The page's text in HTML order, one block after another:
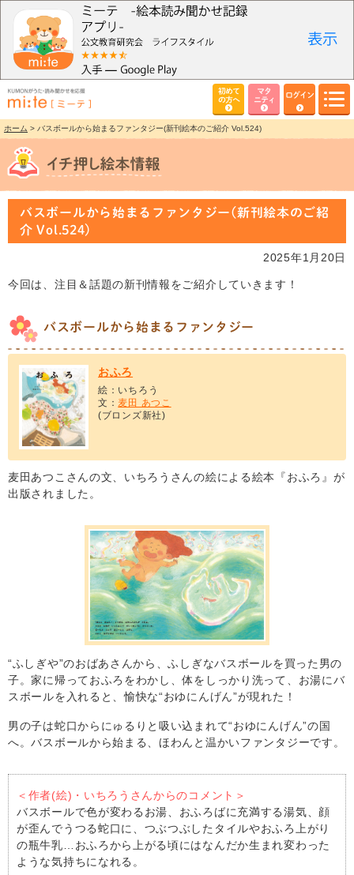
初めて
の方へ
マタ
ニティ
ログイン
ホーム > バスボールから始まるファンタジー(新刊絵本のご紹介 Vol.524)
バスボールから始まるファンタジー(新刊絵本のご紹
介 Vol.524)
2025年1月20日
今回は、注目＆話題の新刊情報をご紹介していきます！
バスボールから始まるファンタジー
おふろ
絵：いちろう
文： 麦田 あつこ
(ブロンズ新社)
麦田あつこさんの文、いちろうさんの絵による絵本『おふろ』が
出版されました。
“ふしぎや”のおばあさんから、ふしぎなバスボールを買った男の
子。家に帰っておふろをわかし、体をしっかり洗って、お湯にバ
スボールを入れると、愉快な“おゆにんげん”が現れた！
男の子は蛇口からにゅるりと吸い込まれて“おゆにんげん”の国
へ。バスボールから始まる、ほわんと温かいファンタジーです。
＜作者(絵)・いちろうさんからのコメント＞
バスボールで色が変わるお湯、おふろばに充満する湯気、顔
が歪んでうつる蛇口に、つぶつぶしたタイルやおふろ上がり
の瓶牛乳…おふろから上がる頃にはなんだか生まれ変わった
ような気持ちになれる。